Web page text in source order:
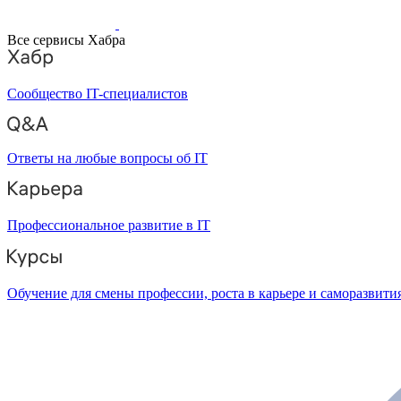
Все сервисы Хабра
Сообщество IT-специалистов
Ответы на любые вопросы об IT
Профессиональное развитие в IT
Обучение для смены профессии, роста в карьере и